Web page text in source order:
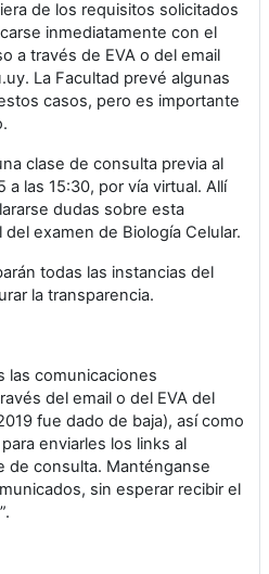
de los requisitos solicitados
inmediatamente con el
a través de EVA o del email
La Facultad prevé algunas
casos, pero es importante
de consulta previa al
a las 15:30, por vía virtual. Allí
dudas sobre esta
examen de Biología Celular.
todas las instancias del
la transparencia.
las comunicaciones
del email o del EVA del
fue dado de baja), así como
enviarles los links al
de consulta. Manténganse
sin esperar recibir el